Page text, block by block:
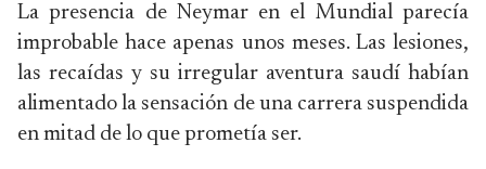
La presencia de Neymar en el Mundial parecía
improbable hace apenas unos meses. Las lesiones,
las recaídas y su irregular aventura saudí habían
alimentado la sensación de una carrera suspendida
en mitad de lo que prometía ser.